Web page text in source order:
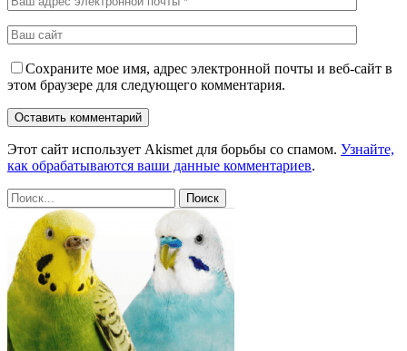
Сохраните мое имя, адрес электронной почты и веб-сайт в
этом браузере для следующего комментария.
Этот сайт использует Akismet для борьбы со спамом. Узнайте,
как обрабатываются ваши данные комментариев.